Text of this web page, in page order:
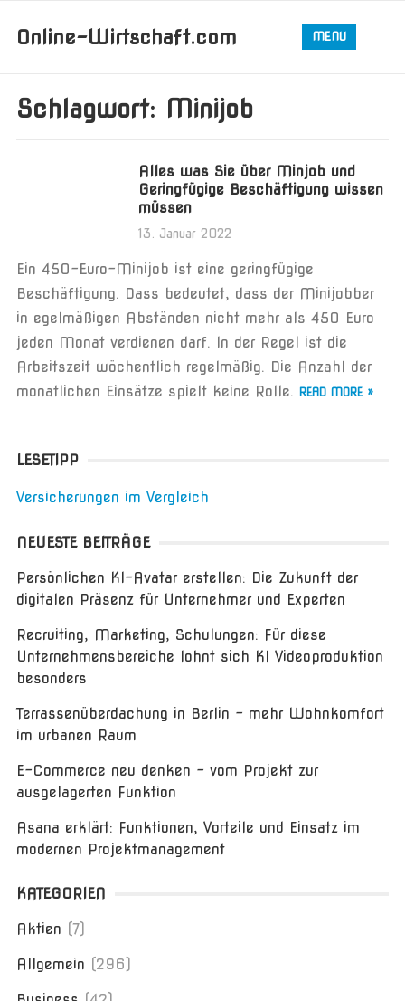
Online-Wirtschaft.com MENU
Schlagwort: Minijob
Alles was Sie über Minjob und
Geringfügige Beschäftigung wissen
müssen
13. Januar 2022
Ein 450-Euro-Minijob ist eine geringfügige
Beschäftigung. Dass bedeutet, dass der Minijobber
in egelmäßigen Abständen nicht mehr als 450 Euro
jeden Monat verdienen darf. In der Regel ist die
Arbeitszeit wöchentlich regelmäßig. Die Anzahl der
monatlichen Einsätze spielt keine Rolle. READ MORE »
LESETIPP
Versicherungen im Vergleich
NEUESTE BEITRÄGE
Persönlichen KI-Avatar erstellen: Die Zukunft der
digitalen Präsenz für Unternehmer und Experten
Recruiting, Marketing, Schulungen: Für diese
Unternehmensbereiche lohnt sich KI Videoproduktion
besonders
Terrassenüberdachung in Berlin – mehr Wohnkomfort
im urbanen Raum
E-Commerce neu denken – vom Projekt zur
ausgelagerten Funktion
Asana erklärt: Funktionen, Vorteile und Einsatz im
modernen Projektmanagement
KATEGORIEN
Aktien (7)
Allgemein (296)